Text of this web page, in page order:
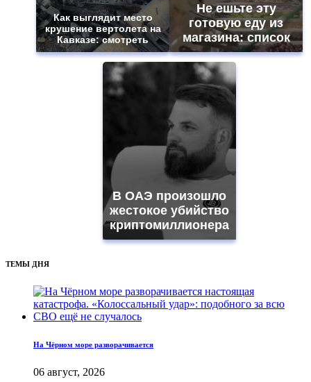
Как выглядит место
крушение вертолета на
Кавказе: смотреть
Не ешьте эту
готовую еду из
магазина: список
В ОАЭ произошло
жестокое убийство
криптомиллионера
ТЕМЫ ДНЯ
На Чёрном море разворачивается
06 август, 2026